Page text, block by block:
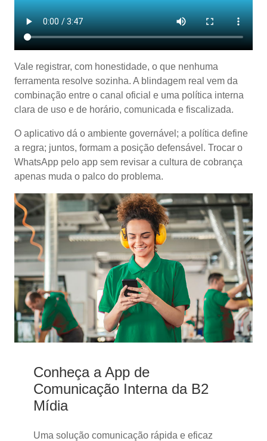
Vale registrar, com honestidade, o que nenhuma
ferramenta resolve sozinha. A blindagem real vem da
combinação entre o canal oficial e uma política interna
clara de uso e de horário, comunicada e fiscalizada.
O aplicativo dá o ambiente governável; a política define
a regra; juntos, formam a posição defensável. Trocar o
WhatsApp pelo app sem revisar a cultura de cobrança
apenas muda o palco do problema.
Conheça a App de
Comunicação Interna da B2
Mídia
Uma solução comunicação rápida e eficaz